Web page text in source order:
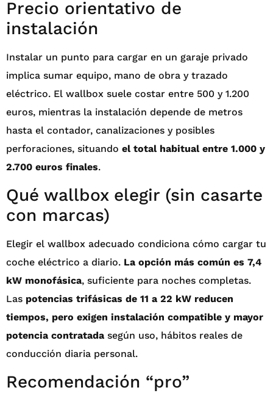
Precio orientativo de
instalación
Instalar un punto para cargar en un garaje privado
implica sumar equipo, mano de obra y trazado
eléctrico. El wallbox suele costar entre 500 y 1.200
euros, mientras la instalación depende de metros
hasta el contador, canalizaciones y posibles
perforaciones, situando el total habitual entre 1.000 y
2.700 euros finales.
Qué wallbox elegir (sin casarte
con marcas)
Elegir el wallbox adecuado condiciona cómo cargar tu
coche eléctrico a diario. La opción más común es 7,4
kW monofásica, suficiente para noches completas.
Las potencias trifásicas de 11 a 22 kW reducen
tiempos, pero exigen instalación compatible y mayor
potencia contratada según uso, hábitos reales de
conducción diaria personal.
Recomendación “pro”